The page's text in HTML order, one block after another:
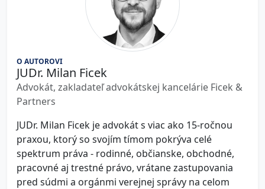
O AUTOROVI
JUDr. Milan Ficek
Advokát, zakladateľ advokátskej kancelárie Ficek &
Partners
JUDr. Milan Ficek je advokát s viac ako 15-ročnou
praxou, ktorý so svojím tímom pokrýva celé
spektrum práva - rodinné, občianske, obchodné,
pracovné aj trestné právo, vrátane zastupovania
pred súdmi a orgánmi verejnej správy na celom